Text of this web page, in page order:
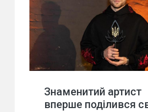
Знаменитий артист
вперше поділився